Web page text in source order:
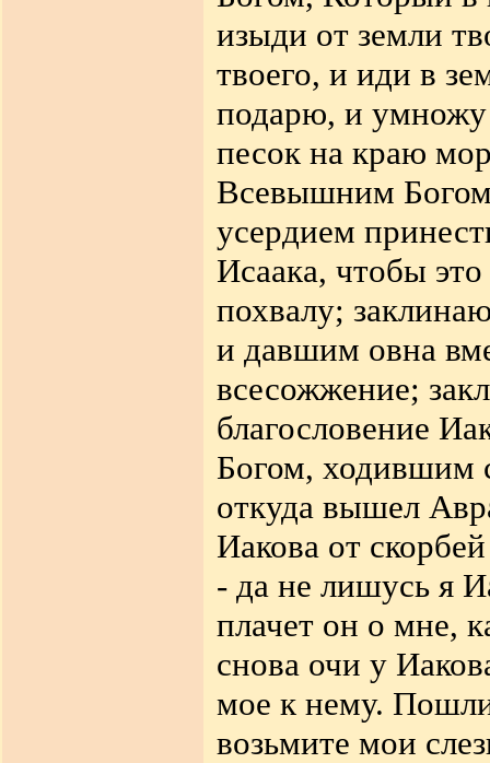
изыди от земли
твоего, и иди в
подарю, и умножу
песок на краю
Всевышним
усердием
Исаака, чтобы
похвалу;
и давшим овна
всесожжение;
благословение
Богом, ходившим
откуда вышел
Иакова от
- да не лишусь я
плачет он о мне,
снова очи у
мое к нему.
возьмите мои